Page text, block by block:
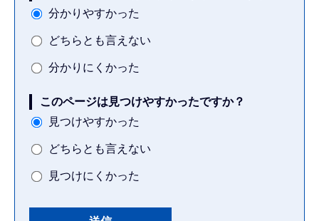
分かりやすかった
どちらとも言えない
分かりにくかった
このページは見つけやすかったですか？
見つけやすかった
どちらとも言えない
見つけにくかった